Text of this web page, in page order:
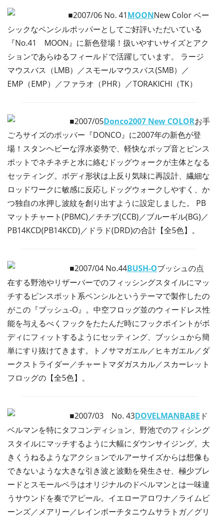
■2007/06 No. 41MOONNew Color ベー
シックなペンシルポッパーとしてご好評いただいている
『No.41 MOON』に新色登場！扱いやすいサイズとアク
ションであらゆるフィールドで活躍しています。 ラージ
マウスバス（LMB）／スモールマウスバス(SMB）／
EMP（EMP）／ファラオ（PHR）／TORAKICHI（TK）
■2007/05Donco2007 New COLORお手
ごろサイズのポッパー『DONCO』に2007年の新色が登
場！スタンヘビーな浮水姿勢で、軽快なポップ音とピンス
ポットでネチネチと水に絡むドッグウォークが主体となる
セッティング。ボディ形状は上反り気味に再設計、繊細な
ロッドワークに敏感に反応しドッグウォークしやすく、か
つ独自の水押し波紋を創り出すように設定しました。 PB
マットチャート(PBMC)／チチブ(CCB)／ブルーギル(BG)／
PB14KCD(PB14KCD)／ドラド(DRD)の合計【全5色】。
■2007/04 No.44BUSH-Oブッシュの点
在する野池やリザーバーでのフィッシングスタイルにマッ
チするピンスポット系ペンシルというテーマで製作したの
がこの『ブッシュ-O』。中空フロッグ並のウィードレス性
能を与えるべくフックをたたんだ時にフックポイントがボ
ディにフィットするようにセッティング、ブッシュから簡
単にすり抜けてきます。トノサマガエル／ヒキガエル／ダ
ークストライダー／チャートマダガスカル／スカーレット
フロッグの【全5色】。
■2007/03 No. 43DOVELMANBABE ド
ベルマンを特にタフコンディション、野池でのフィシング
スタイルにマッチするように大幅にダウンサイジング。大
きくうねるようなアクションでルアーサイズからは想像も
できないような大きな引き波と波動を発生させ、極少ブレ
ードとスモールペラはオリジナルのドベルマンとは一味違
うサウンドを奏でアピール。イエローアロワナ／ライムビ
ーンズ／メアリー／レインボーチタニウムサラトガ／グリ